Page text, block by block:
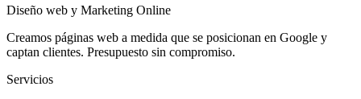
Diseño web y Marketing Online
Creamos páginas web a medida que se posicionan en Google y
captan clientes. Presupuesto sin compromiso.
Servicios